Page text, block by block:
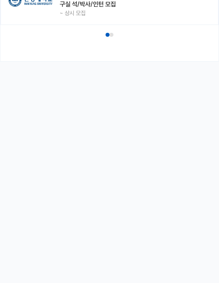
구실 석/박사/인턴 모집
~ 상시 모집